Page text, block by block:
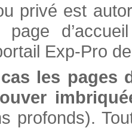
privé est
Exp-Pro
les pages
profonds).